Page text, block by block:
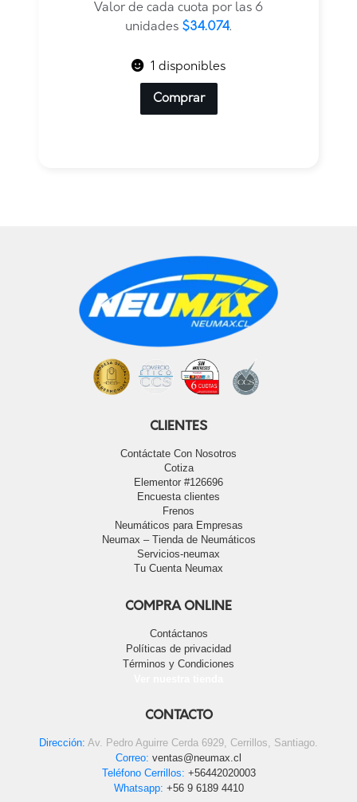
$220.799.
Valor de cada cuota por las 6
unidades $34.074.
1 disponibles
Comprar
CLIENTES
Contáctate Con Nosotros
Cotiza
Elementor #126696
Encuesta clientes
Frenos
Neumáticos para Empresas
Neumax – Tienda de Neumáticos
Servicios-neumax
Tu Cuenta Neumax
COMPRA ONLINE
Contáctanos
Políticas de privacidad
Términos y Condiciones
CONTACTO
Dirección: Av. Pedro Aguirre Cerda 6929, Cerrillos, Santiago.
Correo: ventas@neumax.cl
Teléfono Cerrillos: +56442020003
Whatsapp: +56 9 6189 4410